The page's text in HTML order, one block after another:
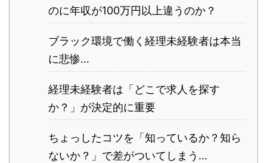
のに年収が100万円以上違うのか？
ブラック環境で働く経理未経験者は本当
に悲惨…
経理未経験者は「どこで求人を探す
か？」が決定的に重要
ちょっしたコツを「知っているか？知ら
ないか？」で差がついてしまう…